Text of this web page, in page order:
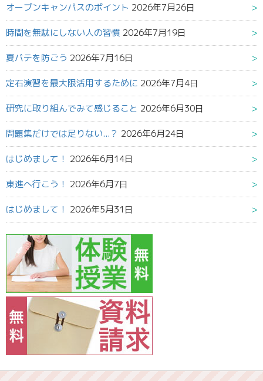
オープンキャンパスのポイント 2026年7月26日
時間を無駄にしない人の習慣 2026年7月19日
夏バテを防ごう 2026年7月16日
定石演習を最大限活用するために 2026年7月4日
研究に取り組んでみて感じること 2026年6月30日
問題集だけでは足りない...？ 2026年6月24日
はじめまして！ 2026年6月14日
東進へ行こう！ 2026年6月7日
はじめまして！ 2026年5月31日